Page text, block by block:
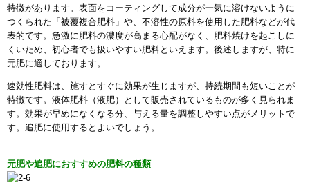
特徴があります。表面をコーティングして成分が一気に溶けないように
つくられた「被覆複合肥料」や、不溶性の原料を使用した肥料などが代
表的です。急激に肥料の濃度が高まる心配がなく、肥料焼けを起こしに
くいため、初心者でも扱いやすい肥料といえます。後述しますが、特に
元肥に適しております。
速効性肥料は、施すとすぐに効果が生じますが、持続期間も短いことが
特徴です。液体肥料（液肥）として販売されているものが多く見られま
す。効果が早めになくなる分、与える量を調整しやすい点がメリットで
す。追肥に使用するとよいでしょう。
元肥や追肥におすすめの肥料の種類